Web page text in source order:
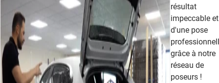
résultat
impeccable et
d'une pose
grâce à notre
réseau de
poseurs !